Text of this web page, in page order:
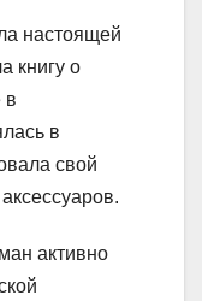
настоящей
книгу о
в
в
свой
активно